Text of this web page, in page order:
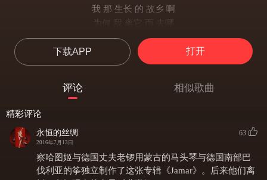
我 那 生长 的 故乡 啊
为何 我 离它 而 去哪
变成 了 黄鹂 鸟 后
居住在 它 所属 的 地方
变成 了 佛教 喇嘛 后
下载APP 打开
评论 相似歌曲
精彩评论
永恒的丝绸
2016年7月13日
63
察哈图姬与德国丈夫老锣用蒙古的马头琴与德国南部巴
伐利亚的筝独立制作了这张专辑《Jamar》。后来他们离